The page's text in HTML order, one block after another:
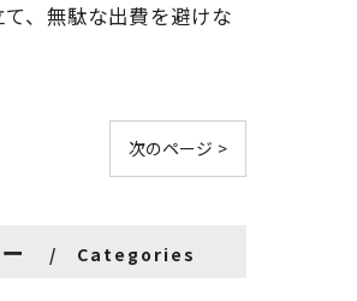
、無駄な出費を避けな
次のページ >
Categories